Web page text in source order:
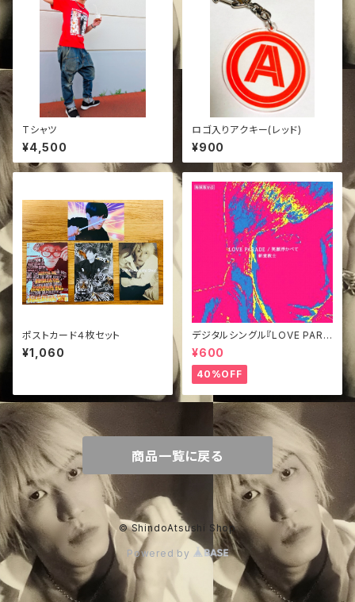
Tシャツ
¥4,500
ロゴ入りアクキー(レッド)
¥900
ポストカード４枚セット
¥1,060
デジタルシングル『LOVE PARA
DE』
¥600
40%OFF
商品一覧に戻る
© ShindoAtsushi Shop
Powered by